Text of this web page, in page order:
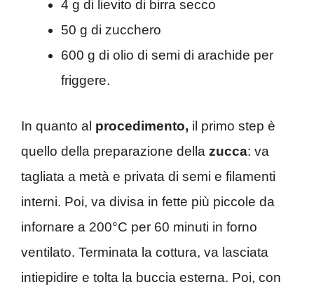
4 g di lievito di birra secco
50 g di zucchero
600 g di olio di semi di arachide per
friggere.
In quanto al procedimento, il primo step è
quello della preparazione della zucca: va
tagliata a metà e privata di semi e filamenti
interni. Poi, va divisa in fette più piccole da
infornare a 200°C per 60 minuti in forno
ventilato. Terminata la cottura, va lasciata
intiepidire e tolta la buccia esterna. Poi, con